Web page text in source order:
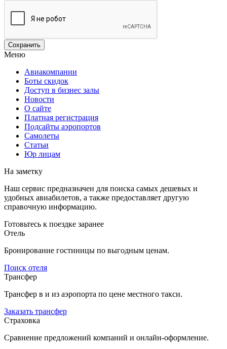
Меню
Авиакомпании
Боты скидок
Доступ в бизнес залы
Новости
О сайте
Платная регистрация
Подсайты аэропортов
Самолеты
Статьи
Юр лицам
На заметку
Наш сервис предназначен для поиска самых дешевых и
удобных авиабилетов, а также предоставляет другую
справочную информацию.
Готовьтесь к поездке заранее
Отель
Бронирование гостиницы по выгодным ценам.
Поиск отеля
Трансфер
Трансфер в и из аэропорта по цене местного такси.
Заказать трансфер
Страховка
Сравнение предложений компаний и онлайн-оформление.